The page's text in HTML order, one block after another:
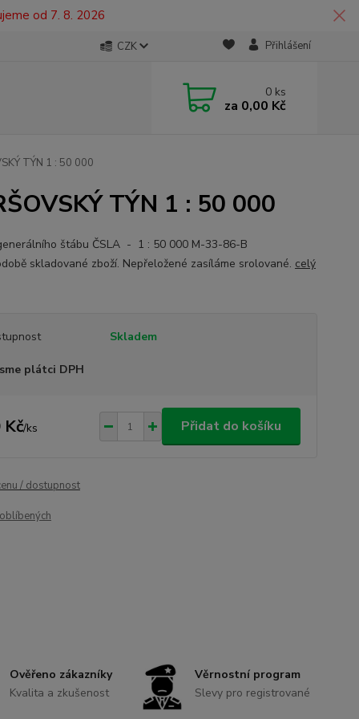
od 7. 8. 2026
CZK Přihlášení
0 ks
za 0,00 Kč
TÝN 1 : 50 000
TÝN 1 : 50 000
štábu ČSLA - 1 : 50 000 M-33-86-B
skladované zboží. Nepřeložené zasíláme srolované. celý
Skladem
plátci DPH
Kč/ks Přidat do košíku
/ dostupnost
Ověřeno zákazníky
Kvalita a zkušenost
Věrnostní program
Slevy pro registrované